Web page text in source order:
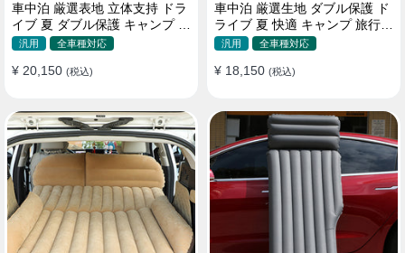
車中泊 厳選表地 立体支持 ドラ
イブ 夏 ダブル保護 キャンプ 旅
行 収納便利 取付簡単 全車種 エ
汎用 全車種対応
¥ 20,150 (税込)
車中泊 厳選生地 ダブル保護 ド
ライブ 夏 快適 キャンプ 旅行
収納便利 全車種 多色 エアーベ
汎用 全車種対応
¥ 18,150 (税込)